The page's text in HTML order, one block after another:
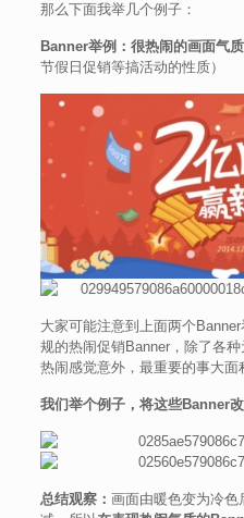
那么下面我举几个例子：
Banner举例：很热闹的画面气质
节假日促销等搞活动的性质）
大家可能注意到上面两个
规的热闹促销Banner，除了各
热闹感觉意外，最重要的事大面
我们举个例子，将这些Banner
总结观察： 画面由暖色变为冷色